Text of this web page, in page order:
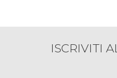
ISCRIVITI